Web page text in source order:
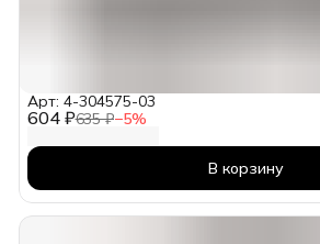
604 ₽635 ₽−5%
Арт: 4-304575-03
В корзину